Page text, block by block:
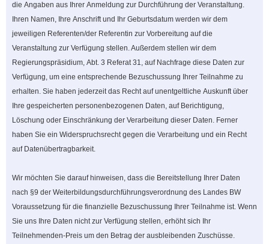
die Angaben aus Ihrer Anmeldung zur Durchführung der Veranstaltung.
Ihren Namen, Ihre Anschrift und Ihr Geburtsdatum werden wir dem
jeweiligen Referenten/der Referentin zur Vorbereitung auf die
Veranstaltung zur Verfügung stellen. Außerdem stellen wir dem
Regierungspräsidium, Abt. 3 Referat 31, auf Nachfrage diese Daten zur
Verfügung, um eine entsprechende Bezuschussung Ihrer Teilnahme zu
erhalten. Sie haben jederzeit das Recht auf unentgeltliche Auskunft über
Ihre gespeicherten personenbezogenen Daten, auf Berichtigung,
Löschung oder Einschränkung der Verarbeitung dieser Daten. Ferner
haben Sie ein Widerspruchsrecht gegen die Verarbeitung und ein Recht
auf Datenübertragbarkeit.
Wir möchten Sie darauf hinweisen, dass die Bereitstellung Ihrer Daten
nach §9 der Weiterbildungsdurchführungsverordnung des Landes BW
Voraussetzung für die finanzielle Bezuschussung Ihrer Teilnahme ist. Wenn
Sie uns Ihre Daten nicht zur Verfügung stellen, erhöht sich Ihr
Teilnehmenden-Preis um den Betrag der ausbleibenden Zuschüsse.